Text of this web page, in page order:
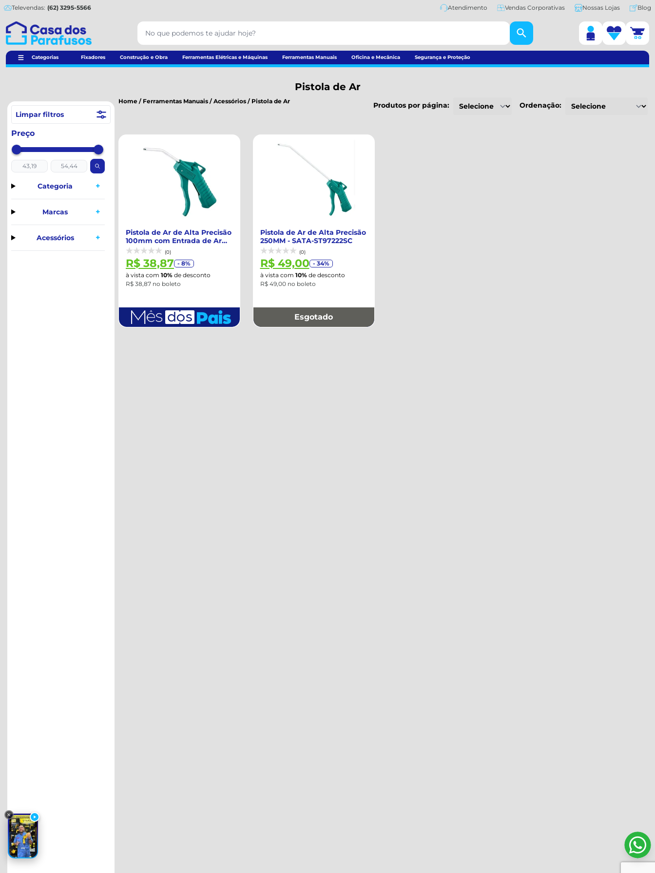
Televendas: (62) 3295-5566 Atendimento Vendas Corporativas Nossas Lojas Blog
Categorias Fixadores Construção e Obra Ferramentas Elétricas e Máquinas Ferramentas Manuais Oficina e Mecânica Segurança e Proteção
Pistola de Ar
Limpar filtros
Preço
Categoria +
Marcas +
Acessórios +
Home / Ferramentas Manuais / Acessórios / Pistola de Ar Produtos por página: Ordenação:
Pistola de Ar de Alta Precisão
100mm com Entrada de Ar
em Br...
(0)
R$ 38,87 - 8%
à vista com 10% de desconto
R$ 38,87 no boleto
Pistola de Ar de Alta Precisão
250MM - SATA-ST97222SC
(0)
R$ 49,00 - 34%
à vista com 10%de desconto
R$ 49,00 no boleto
Esgotado